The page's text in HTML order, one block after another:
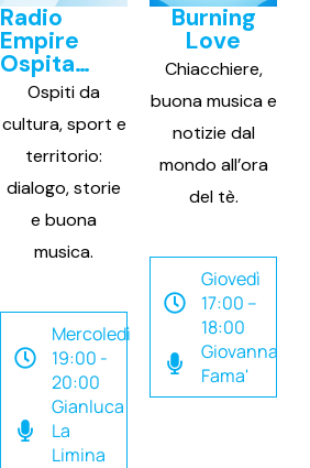
Radio
Empire
Ospita…
Ospiti da
cultura, sport e
territorio:
dialogo, storie
e buona
musica.
Mercoledì
19:00 -
20:00
Gianluca
La
Limina
Burning
Love
Chiacchiere,
buona musica e
notizie dal
mondo all’ora
del tè.
Giovedì
17:00 –
18:00
Giovanna
Fama'